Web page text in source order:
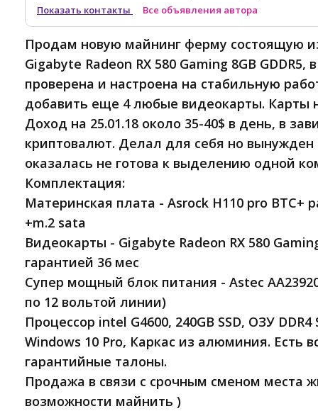
Показать контакты Все объявления автора
Продам новую майнинг ферму состоящую
Gigabyte Radeon RX 580 Gaming 8GB
проверена и настроена на стабильную
добавить еще 4 любые видеокарты. Карты
Доход на 25.01.18 около 35-40$ в день, в
криптовалют. Делал для себя но вынужден
оказалась не готова к выделению одной
Комплектация:
Материнская плата - Asrock H110 pro BTC+
+m.2 sata
Видеокарты - Gigabyte Radeon RX 580
гарантией 36 мес
Супер мощный блок питания - Astec
по 12 вольтой линии)
Процессор intel G4600, 240GB SSD, ОЗУ
Windows 10 Pro, Каркас из алюминия. Есть
гарантийные талоны.
Продажа в связи с срочным сменом места
возможности майнить )